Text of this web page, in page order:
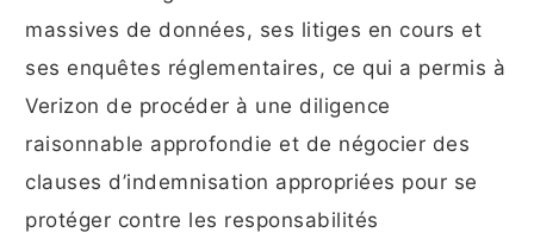
massives de données, ses litiges en cours et
ses enquêtes réglementaires, ce qui a permis à
Verizon de procéder à une diligence
raisonnable approfondie et de négocier des
clauses d’indemnisation appropriées pour se
protéger contre les responsabilités